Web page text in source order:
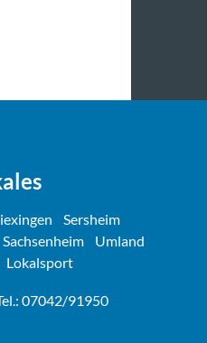
Sersheim
Sachsenheim
Umland
Lokalsport
07042/91950